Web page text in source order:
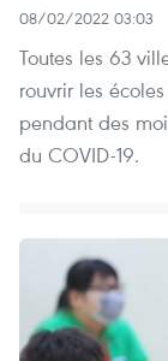
08/02/2022 03:03
Toutes les 63
rouvrir les
pendant des
du COVID-19.